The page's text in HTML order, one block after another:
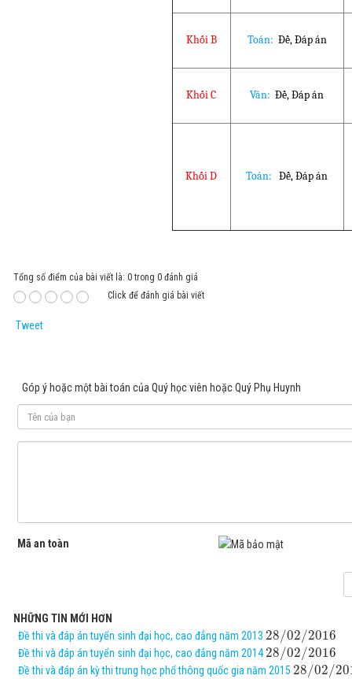
Khối B Toán: Đề, Đáp án
Khối C Văn: Đề,Đáp án
Khối D Toán: Đề,Đáp án
Tổng số điểm của bài viết là: 0 trong 0 đánh giá
Click để đánh giá bài viết
Tweet
Góp ý hoặc một bài toán của Quý học viên hoặc Quý Phụ Huynh
Mã an toàn
NHỮNG TIN MỚI HƠN
Đề thi và đáp án tuyển sinh đại học, cao đẳng năm 2013 28/02/2016
Đề thi và đáp án tuyển sinh đại học, cao đẳng năm 2014 28/02/2016
Đề thi và đáp án kỳ thi trung học phổ thông quốc gia năm 2015 28/02/